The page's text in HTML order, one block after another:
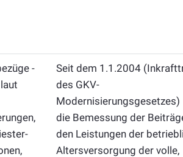
-
Seit dem 1.1.2004
des GKV-
Modernisierungsgesetzes)
die Bemessung der
den Leistungen der
Altersversorgung der volle,